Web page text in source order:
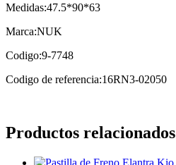
Medidas:47.5*90*63
Marca:NUK
Codigo:9-7748
Codigo de referencia:16RN3-02050
Productos relacionados